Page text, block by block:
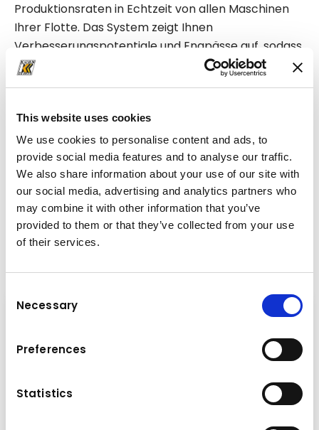
This website uses cookies
We use cookies to personalise content and ads, to
provide social media features and to analyse our traffic.
We also share information about your use of our site with
our social media, advertising and analytics partners who
may combine it with other information that you’ve
provided to them or that they’ve collected from your use
of their services.
Selection
Necessary
Preferences
Statistics
Produktionsraten in Echtzeit von allen Maschinen
Ihrer Flotte. Das System zeigt Ihnen
Verbesserungspotentiale und Engpässe auf, sodass
Sie die Sicherheit und Produktion steigern und die
Ihrer Flotte erhöhen.
News
Neues aus der Weltvon Kuhn
Erhalten Sie aktuelle Einblicke in die Welt von Kuhn!